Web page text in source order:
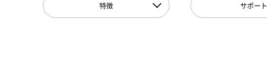
特徴 サポート